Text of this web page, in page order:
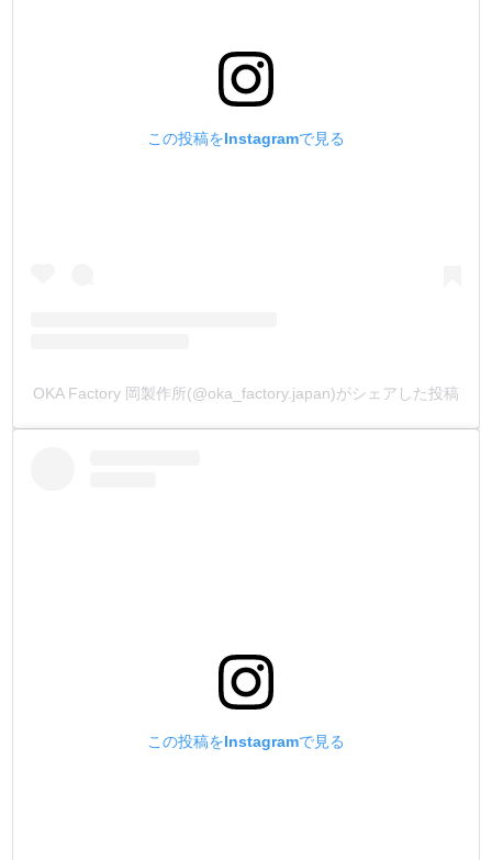
この投稿をInstagramで見る
OKA Factory 岡製作所(@oka_factory.japan)がシェアした投稿
この投稿をInstagramで見る